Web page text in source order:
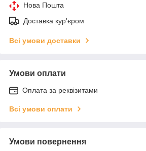
Нова Пошта
Доставка кур'єром
Всі умови доставки
Умови оплати
Оплата за реквізитами
Всі умови оплати
Умови повернення